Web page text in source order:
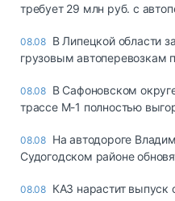
требует 29 млн руб. с
08.08 В Липецкой области
грузовым автоперевозкам
08.08 В Сафоновском
трассе М-1 полностью
08.08 На автодороге
Судогодском районе
08.08 КАЗ нарастит выпуск